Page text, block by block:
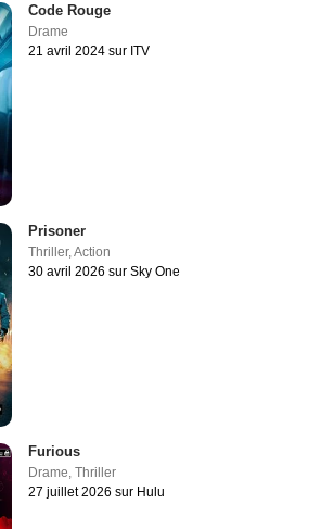
Code Rouge
Drame
21 avril 2024 sur ITV
Prisoner
Thriller,Action
30 avril 2026 sur Sky One
Furious
Drame,Thriller
27 juillet 2026 sur Hulu